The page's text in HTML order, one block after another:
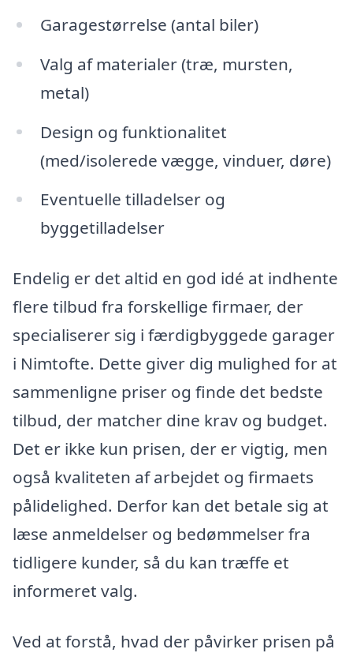
Garagestørrelse (antal biler)
Valg af materialer (træ, mursten,
metal)
Design og funktionalitet
(med/isolerede vægge, vinduer, døre)
Eventuelle tilladelser og
byggetilladelser
Endelig er det altid en god idé at indhente
flere tilbud fra forskellige firmaer, der
specialiserer sig i færdigbyggede garager
i Nimtofte. Dette giver dig mulighed for at
sammenligne priser og finde det bedste
tilbud, der matcher dine krav og budget.
Det er ikke kun prisen, der er vigtig, men
også kvaliteten af arbejdet og firmaets
pålidelighed. Derfor kan det betale sig at
læse anmeldelser og bedømmelser fra
tidligere kunder, så du kan træffe et
informeret valg.
Ved at forstå, hvad der påvirker prisen på